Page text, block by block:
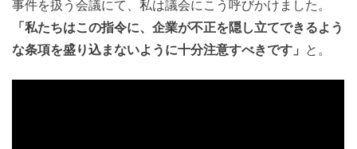
事件を扱う会議にて、私は議会にこう呼びかけました。
「私たちはこの指令に、企業が不正を隠し立てできるよう
な条項を盛り込まないように十分注意すべきです」 と。